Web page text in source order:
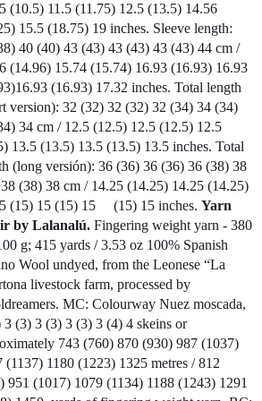
(10.5) 11.5 (11.75) 12.5 (13.5) 14.56
15.5 (18.75) 19 inches. Sleeve length:
40 (40) 43 (43) 43 (43) 43 (43) 44 cm /
(14.96) 15.74 (15.74) 16.93 (16.93) 16.93
(16.93) 17.32 inches. Total length
version): 32 (32) 32 (32) 32 (34) 34 (34)
34 cm / 12.5 (12.5) 12.5 (12.5) 12.5
13.5 (13.5) 13.5 (13.5) 13.5 inches. Total
(long versión): 36 (36) 36 (36) 36 (38) 38
(38) 38 cm / 14.25 (14.25) 14.25 (14.25)
(15) 15 (15) 15
(15) 15 inches. Yarn
by Lalanalú.Fingering weight yarn - 380
g; 415 yards / 3.53 oz 100% Spanish
Wool undyed, from the Leonese “La
livestock farm, processed by
MC: Colourway Nuez moscada,
3 (3) 3 (3) 3 (3) 3 (4) 4 skeins or
743 (760) 870 (930) 987 (1037)
(1137) 1180 (1223) 1325 metres / 812
951 (1017) 1079 (1134) 1188 (1243) 1291